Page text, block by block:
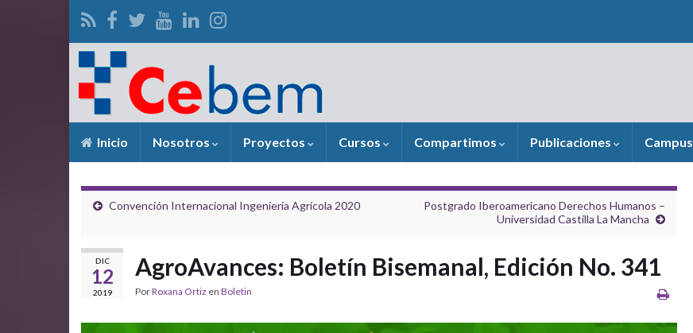
Inicio Nosotros Proyectos Cursos Compartimos Publicaciones Campus
Convención Internacional Ingeniería Agrícola 2020
Postgrado Iberoamericano Derechos Humanos –
Universidad Castilla La Mancha
DIC
12
2019
AgroAvances: Boletín Bisemanal, Edición No. 341
PorRoxana Ortiz en Boletin